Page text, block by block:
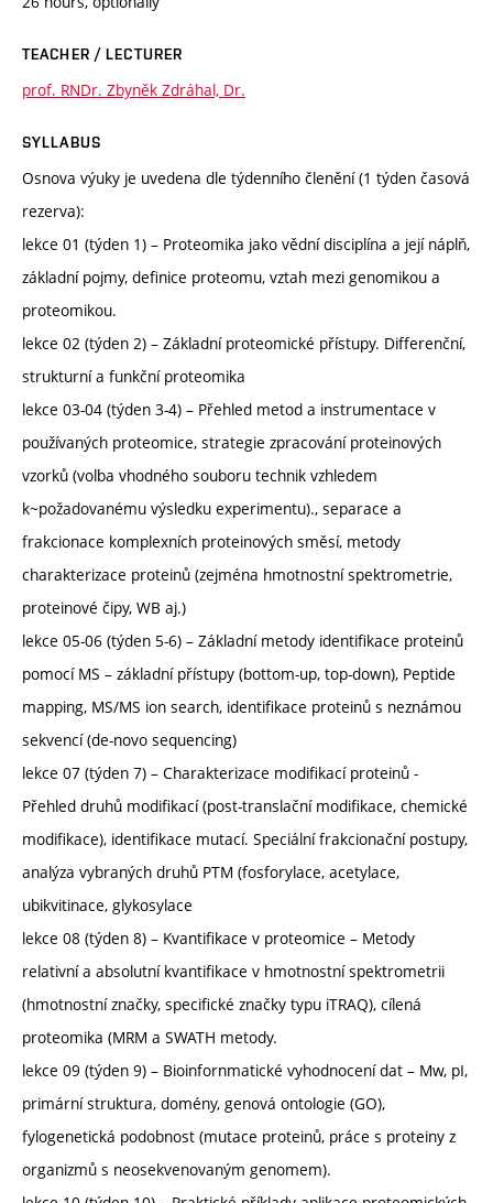
TEACHER / LECTURER
prof. RNDr. Zbyněk Zdráhal, Dr.
SYLLABUS
Osnova výuky je uvedena dle týdenního členění (1 týden časová
rezerva):
lekce 01 (týden 1) – Proteomika jako vědní disciplína a její náplň,
základní pojmy, definice proteomu, vztah mezi genomikou a
proteomikou.
lekce 02 (týden 2) – Základní proteomické přístupy. Differenční,
strukturní a funkční proteomika
lekce 03-04 (týden 3-4) – Přehled metod a instrumentace v
používaných proteomice, strategie zpracování proteinových
vzorků (volba vhodného souboru technik vzhledem
k~požadovanému výsledku experimentu)., separace a
frakcionace komplexních proteinových směsí, metody
charakterizace proteinů (zejména hmotnostní spektrometrie,
proteinové čipy, WB aj.)
lekce 05-06 (týden 5-6) – Základní metody identifikace proteinů
pomocí MS – základní přístupy (bottom-up, top-down), Peptide
mapping, MS/MS ion search, identifikace proteinů s neznámou
sekvencí (de-novo sequencing)
lekce 07 (týden 7) – Charakterizace modifikací proteinů -
Přehled druhů modifikací (post-translační modifikace, chemické
modifikace), identifikace mutací. Speciální frakcionační postupy,
analýza vybraných druhů PTM (fosforylace, acetylace,
ubikvitinace, glykosylace
lekce 08 (týden 8) – Kvantifikace v proteomice – Metody
relativní a absolutní kvantifikace v hmotnostní spektrometrii
(hmotnostní značky, specifické značky typu iTRAQ), cílená
proteomika (MRM a SWATH metody.
lekce 09 (týden 9) – Bioinfornmatické vyhodnocení dat – Mw, pI,
primární struktura, domény, genová ontologie (GO),
fylogenetická podobnost (mutace proteinů, práce s proteiny z
organizmů s neosekvenovaným genomem).